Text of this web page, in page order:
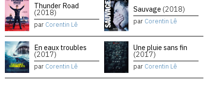
Thunder Road
(2018)
par Corentin Lê
Sauvage (2018)
par Corentin Lê
En eaux troubles
(2017)
par Corentin Lê
Une pluie sans fin
(2017)
par Corentin Lê